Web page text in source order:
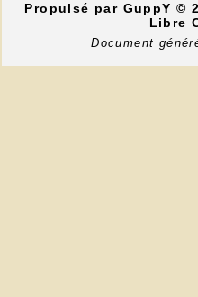
Propulsé par GuppY©
Libre
Document